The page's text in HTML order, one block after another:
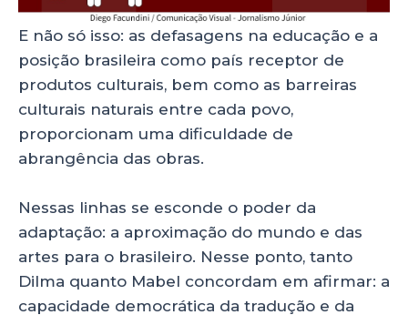
E não só isso: as defasagens na educação e a
posição brasileira como país receptor de
produtos culturais, bem como as barreiras
culturais naturais entre cada povo,
proporcionam uma dificuldade de
abrangência das obras.
Nessas linhas se esconde o poder da
adaptação: a aproximação do mundo e das
artes para o brasileiro. Nesse ponto, tanto
Dilma quanto Mabel concordam em afirmar: a
capacidade democrática da tradução e da